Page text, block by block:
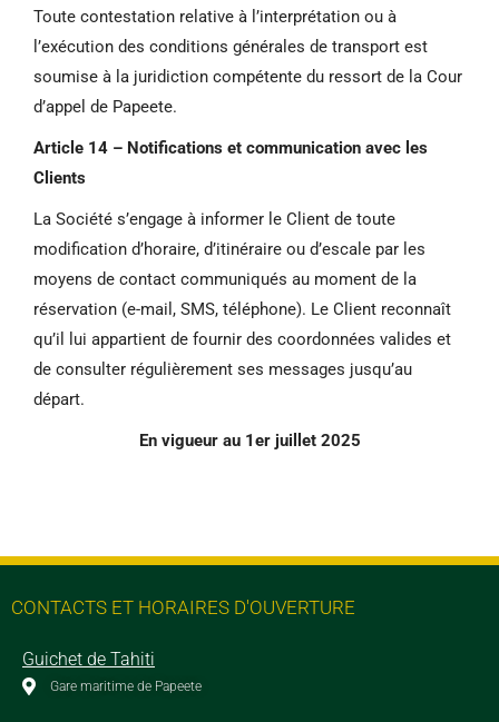
Toute contestation relative à l’interprétation ou à
l’exécution des conditions générales de transport est
soumise à la juridiction compétente du ressort de la Cour
d’appel de Papeete.
Article 14 – Notifications et communication avec les
Clients
La Société s’engage à informer le Client de toute
modification d’horaire, d’itinéraire ou d’escale par les
moyens de contact communiqués au moment de la
réservation (e-mail, SMS, téléphone). Le Client reconnaît
qu’il lui appartient de fournir des coordonnées valides et
de consulter régulièrement ses messages jusqu’au
départ.
En vigueur au 1er juillet 2025
CONTACTS ET HORAIRES D'OUVERTURE
Guichet de Tahiti
Gare maritime de Papeete